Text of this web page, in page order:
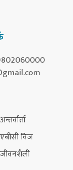
अन्तर्वार्ता
एबीसी विज
जीवनशैली